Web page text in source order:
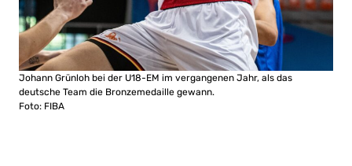
Johann Grünloh bei der U18-EM im vergangenen Jahr, als das
deutsche Team die Bronzemedaille gewann.
Foto: FIBA